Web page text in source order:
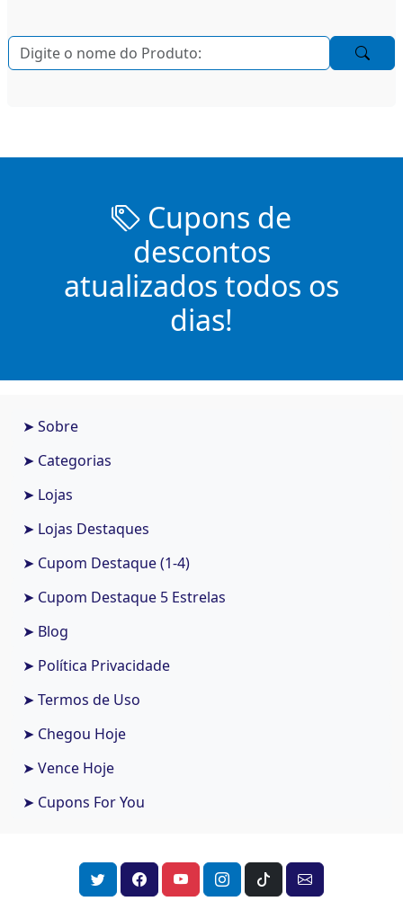
Cupons de
descontos
atualizados todos os
dias!
➤ Sobre
➤ Categorias
➤ Lojas
➤ Lojas Destaques
➤ Cupom Destaque (1-4)
➤ Cupom Destaque 5 Estrelas
➤ Blog
➤ Política Privacidade
➤ Termos de Uso
➤ Chegou Hoje
➤ Vence Hoje
➤ Cupons For You